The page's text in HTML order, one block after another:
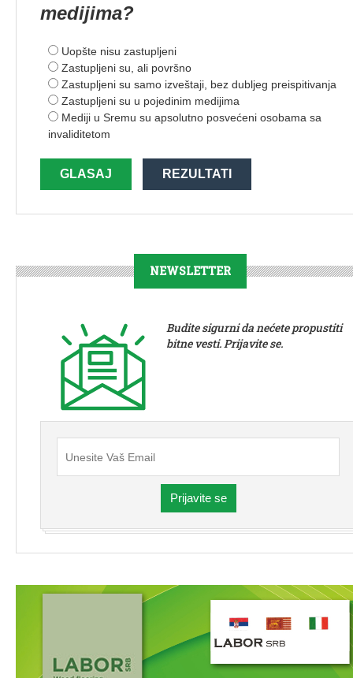
medijima?
Uopšte nisu zastupljeni
Zastupljeni su, ali površno
Zastupljeni su samo izveštaji, bez dubljeg preispitivanja
Zastupljeni su u pojedinim medijima
Mediji u Sremu su apsolutno posvećeni osobama sa
invaliditetom
GLASAJ REZULTATI
NEWSLETTER
Budite sigurni da nećete propustiti
bitne vesti. Prijavite se.
Prijavite se